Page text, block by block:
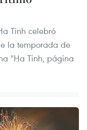
Tinh celebró
la temporada de
"Ha Tinh, página